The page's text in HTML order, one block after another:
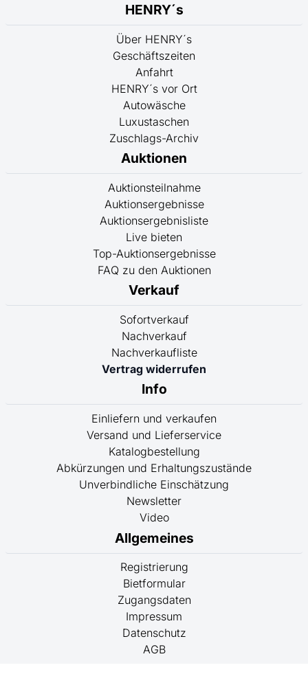
HENRY´s
Über HENRY´s
Geschäftszeiten
Anfahrt
HENRY´s vor Ort
Autowäsche
Luxustaschen
Zuschlags-Archiv
Auktionen
Auktionsteilnahme
Auktionsergebnisse
Auktionsergebnisliste
Live bieten
Top-Auktionsergebnisse
FAQ zu den Auktionen
Verkauf
Sofortverkauf
Nachverkauf
Nachverkaufliste
Vertrag widerrufen
Info
Einliefern und verkaufen
Versand und Lieferservice
Katalogbestellung
Abkürzungen und Erhaltungszustände
Unverbindliche Einschätzung
Newsletter
Video
Allgemeines
Registrierung
Bietformular
Zugangsdaten
Impressum
Datenschutz
AGB